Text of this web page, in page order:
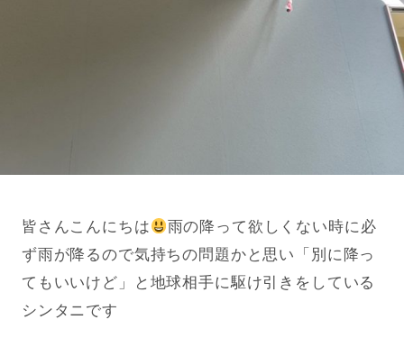
皆さんこんにちは
雨の降って欲しくない時に必
ず雨が降るので気持ちの問題かと思い「別に降っ
てもいいけど」と地球相手に駆け引きをしている
シンタニです